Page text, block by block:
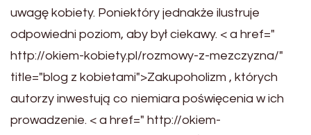
uwagę kobiety. Poniektóry jednakże ilustruje
odpowiedni poziom, aby był ciekawy. < a href="
http://okiem-kobiety.pl/rozmowy-z-mezczyzna/"
title="blog z kobietami">Zakupoholizm , których
autorzy inwestują co niemiara poświęcenia w ich
prowadzenie. < a href=" http://okiem-